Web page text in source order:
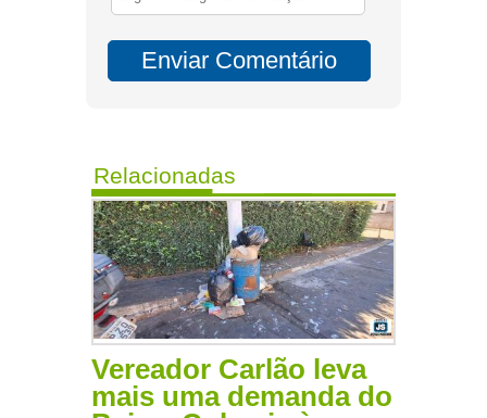
Relacionadas
Vereador Carlão leva
mais uma demanda do